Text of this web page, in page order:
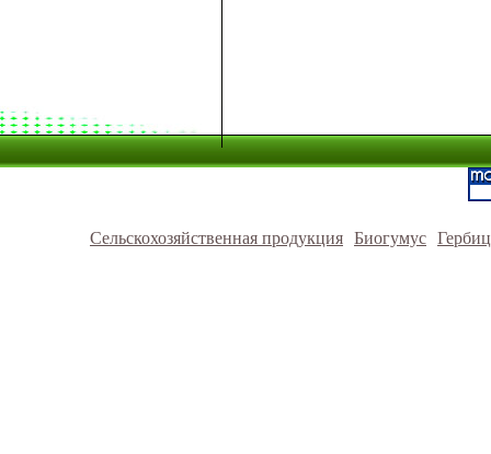
Сельскохозяйственная продукция Биогумус